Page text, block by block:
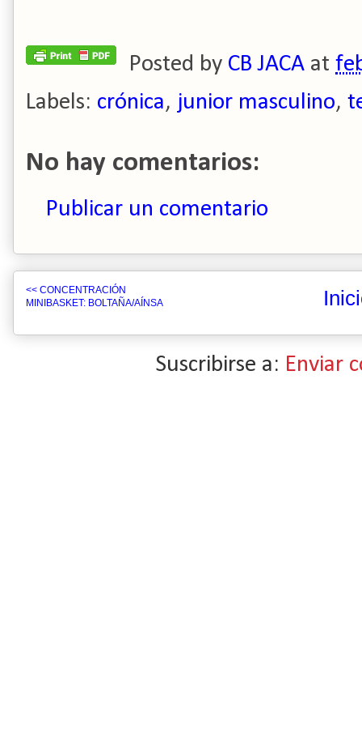
Posted by CB JACA at
Labels: crónica, junior masculino,
No hay comentarios:
Publicar un comentario
<< CONCENTRACIÓN
MINIBASKET: BOLTAÑA/AÍNSA
Suscribirse a: Enviar